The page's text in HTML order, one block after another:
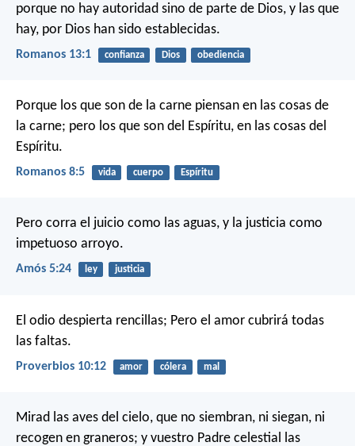
porque no hay autoridad sino de parte de Dios, y las que
hay, por Dios han sido establecidas.
Romanos 13:1 confianza Dios obediencia
Porque los que son de la carne piensan en las cosas de
la carne; pero los que son del Espíritu, en las cosas del
Espíritu.
Romanos 8:5 vida cuerpo Espíritu
Pero corra el juicio como las aguas, y la justicia como
impetuoso arroyo.
Amós 5:24 ley justicia
El odio despierta rencillas; Pero el amor cubrirá todas
las faltas.
Proverbios 10:12 amor cólera mal
Mirad las aves del cielo, que no siembran, ni siegan, ni
recogen en graneros; y vuestro Padre celestial las